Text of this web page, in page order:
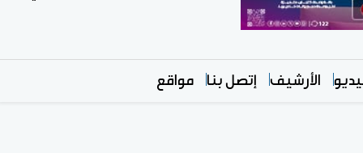
الأرشيف إتصل بنا مواقع